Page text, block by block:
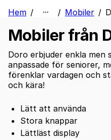
Hem / / Mobiler /
Mobiler från
Doro erbjuder enkla men
anpassade för seniorer,
förenklar vardagen och
och kära!
Lätt att använda
Stora knappar
Lättläst display